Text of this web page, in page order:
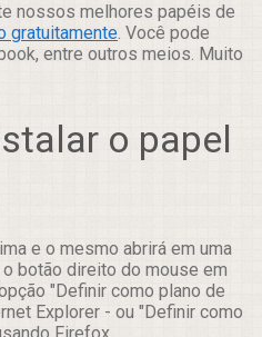
nossos melhores papéis de
gratuitamente. Você pode
entre outros meios. Muito
o papel
e o mesmo abrirá em uma
botão direito do mouse em
"Definir como plano de
Explorer - ou "Definir como
Firefox.